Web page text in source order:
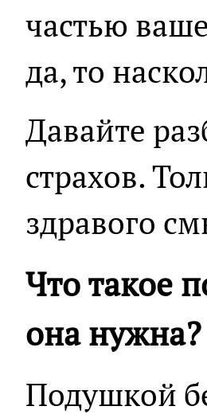
частью
да, то
Давайте
страхов.
здравого
Что такое
она нужна?
Подушкой